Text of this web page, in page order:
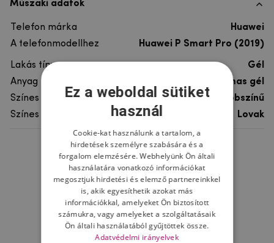
Műszaki adatok
Telefon márka
Huawei
A telefonmodellhez
Huawei P Smart Pro (2019)
Lakás típusa
Gél
Anyag
rugalmas gél
Színes
többszínű
Színes motívum
Lovak
Ne felejtsd el
Ez a weboldal sütiket
használ
Cookie-kat használunk a tartalom, a
hirdetések személyre szabására és a
forgalom elemzésére. Webhelyünk Ön általi
használatára vonatkozó információkat
megosztjuk hirdetési és elemző partnereinkkel
is, akik egyesíthetik azokat más
információkkal, amelyeket Ön biztosított
számukra, vagy amelyeket a szolgáltatásaik
Ön általi használatából gyűjtöttek össze.
Adatvédelmi irányelvek